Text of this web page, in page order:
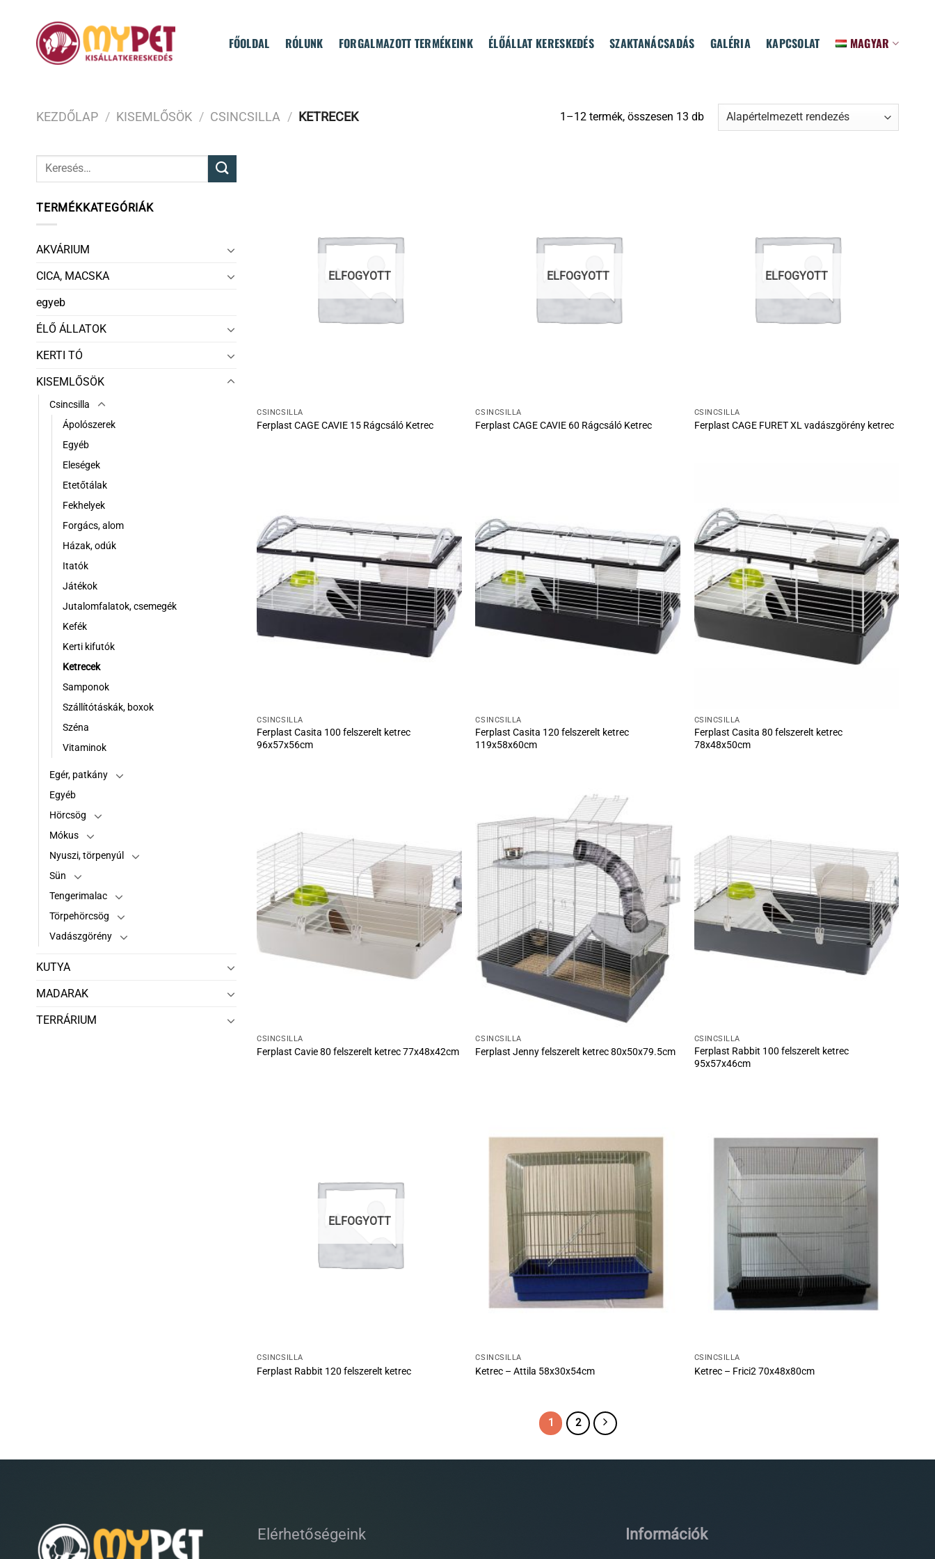
FŐOLDAL RÓLUNK FORGALMAZOTT TERMÉKEINK ÉLŐÁLLAT KERESKEDÉS SZAKTANÁCSADÁS GALÉRIA KAPCSOLAT MAGYAR
KEZDŐLAP / KISEMLŐSÖK / CSINCSILLA / KETRECEK 1–12 termék, összesen 13 db
TERMÉKKATEGÓRIÁK
AKVÁRIUM
CICA, MACSKA
egyeb
ÉLŐ ÁLLATOK
KERTI TÓ
KISEMLŐSÖK
Csincsilla
Ápolószerek
Egyéb
Eleségek
Etetőtálak
Fekhelyek
Forgács, alom
Házak, odúk
Itatók
Játékok
Jutalomfalatok, csemegék
Kefék
Kerti kifutók
Ketrecek
Samponok
Szállítótáskák, boxok
Széna
Vitaminok
Egér, patkány
Egyéb
Hörcsög
Mókus
Nyuszi, törpenyúl
Sün
Tengerimalac
Törpehörcsög
Vadászgörény
KUTYA
MADARAK
TERRÁRIUM
ELFOGYOTT
CSINCSILLA
Ferplast CAGE CAVIE 15 Rágcsáló Ketrec
ELFOGYOTT
CSINCSILLA
Ferplast CAGE CAVIE 60 Rágcsáló Ketrec
ELFOGYOTT
CSINCSILLA
Ferplast CAGE FURET XL vadászgörény ketrec
CSINCSILLA
Ferplast Casita 100 felszerelt ketrec
96x57x56cm
CSINCSILLA
Ferplast Casita 120 felszerelt ketrec
119x58x60cm
CSINCSILLA
Ferplast Casita 80 felszerelt ketrec
78x48x50cm
CSINCSILLA
Ferplast Cavie 80 felszerelt ketrec 77x48x42cm
CSINCSILLA
Ferplast Jenny felszerelt ketrec 80x50x79.5cm
CSINCSILLA
Ferplast Rabbit 100 felszerelt ketrec
95x57x46cm
ELFOGYOTT
CSINCSILLA
Ferplast Rabbit 120 felszerelt ketrec
CSINCSILLA
Ketrec – Attila 58x30x54cm
CSINCSILLA
Ketrec – Frici2 70x48x80cm
1 2
Elérhetőségeink Információk